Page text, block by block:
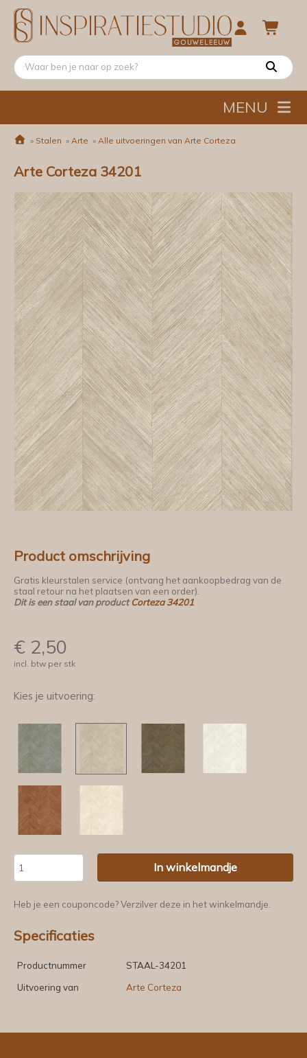
MENU
» Stalen » Arte » Alle uitvoeringen van Arte Corteza
Arte Corteza 34201
Product omschrijving
Gratis kleurstalen service (ontvang het aankoopbedrag van de
staal retour na het plaatsen van een order).
Dit is een staal van productCorteza 34201
€ 2,50
incl. btw per stk
Kies je uitvoering:
In winkelmandje
Heb je een couponcode? Verzilver deze in het winkelmandje.
Specificaties
Productnummer
STAAL-34201
Uitvoering van
Arte Corteza